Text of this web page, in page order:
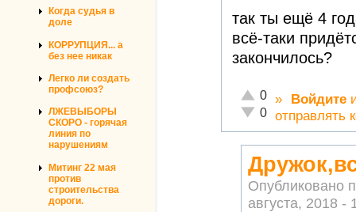
Когда судья в
доле
КОРРУПЦИЯ... а
без нее никак
Легко ли создать
профсоюз?
ЛЖЕВЫБОРЫ
СКОРО - горячая
линия по
нарушениям
Митинг 22 мая
против
строительства
дороги.
так ты ещё 4
всё-таки
закончилось?
Отлично!
0
Неадекватно!
0
» Войдите
отправлять
Опубликовано
августа, 2018 -